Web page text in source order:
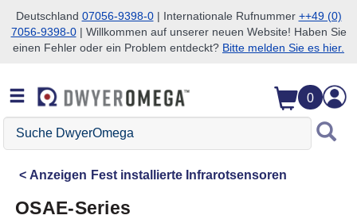
Zum Suchen überspringen
Zum Hauptinhalt überspringen
Zur Navigation überspringen
Deutschland 07056-9398-0| Internationale Rufnummer ++49 (0)
7056-9398-0| Willkommen auf unserer neuen Website! Haben Sie
einen Fehler oder ein Problem entdeckt? Bitte melden Sie es hier.
0
Suche
DwyerOmega
Anzeigen Fest installierte Infrarotsensoren
OSAE-Series